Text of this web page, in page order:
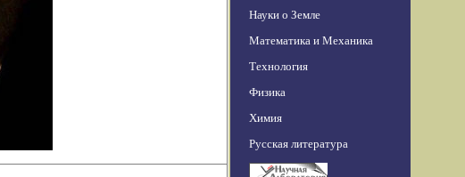
Науки о Земле
Математика и Механика
Технология
Физика
Химия
Русская литература